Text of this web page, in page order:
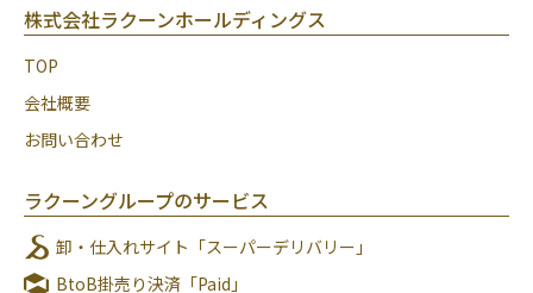
株式会社ラクーンホールディングス
TOP
会社概要
お問い合わせ
ラクーングループのサービス
卸・仕入れサイト「スーパーデリバリー」
BtoB掛売り決済「Paid」